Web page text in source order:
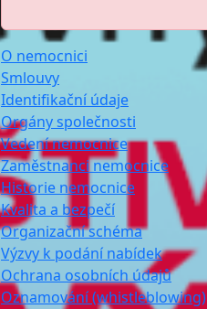
O nemocnici
Smlouvy
Identifikační údaje
Orgány společnosti
Vedení nemocnice
Zaměstnanci nemocnice
Historie nemocnice
Kvalita a bezpečí
Organizační schéma
Výzvy k podání nabídek
Ochrana osobních údajů
Oznamování (whistleblowing)